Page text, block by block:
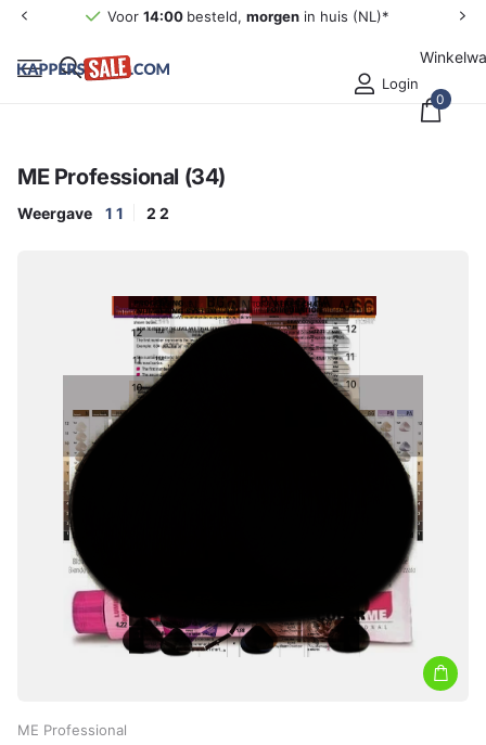
Voor 14:00 besteld, morgenin huis (NL)*
Login
0
ME Professional (34)
Weergave 1 1 2 2
ME Professional